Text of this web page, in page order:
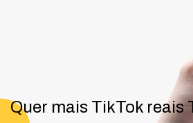
Quer mais TikTok reais